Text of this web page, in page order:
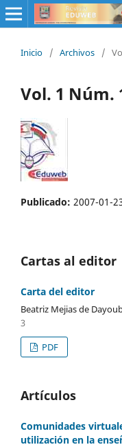
Inicio / Archivos /
Vol. 1 Núm.
Publicado: 2007-01-
Cartas al editor
Carta del editor
Beatriz Mejias de
3
PDF
Artículos
Comunidades
utilización en la